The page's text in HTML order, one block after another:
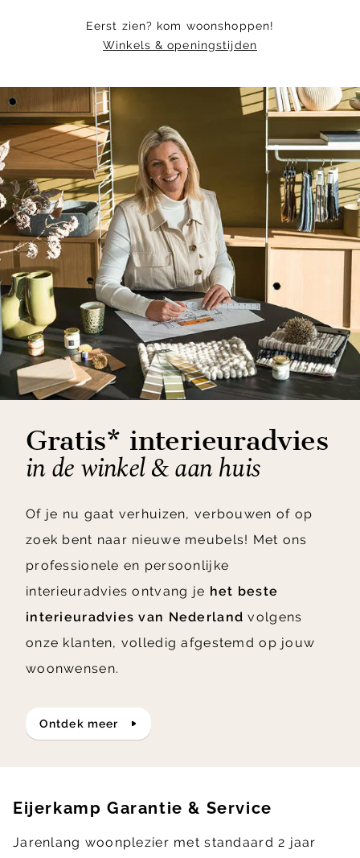
Eerst zien? kom woonshoppen!
Winkels & openingstijden
Gratis* interieuradvies
in de winkel & aan huis
Of je nu gaat verhuizen, verbouwen of op
zoek bent naar nieuwe meubels! Met ons
professionele en persoonlijke
interieuradvies ontvang je het beste
interieuradvies van Nederland volgens
onze klanten, volledig afgestemd op jouw
woonwensen.
ontdek meer
Eijerkamp Garantie & Service
Jarenlang woonplezier met standaard 2 jaar